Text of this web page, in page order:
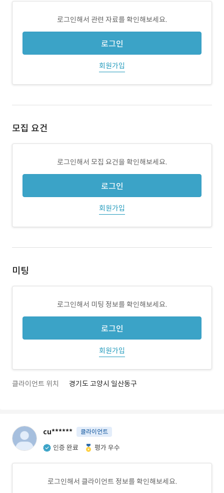
로그인해서 관련 자료를 확인해보세요.
로그인
회원가입
모집 요건
로그인해서 모집 요건을 확인해보세요.
로그인
회원가입
미팅
로그인해서 미팅 정보를 확인해보세요.
로그인
회원가입
클라이언트 위치 경기도 고양시 일산동구
cu****** 클라이언트
인증 완료 평가 우수
로그인해서 클라이언트 정보를 확인해보세요.